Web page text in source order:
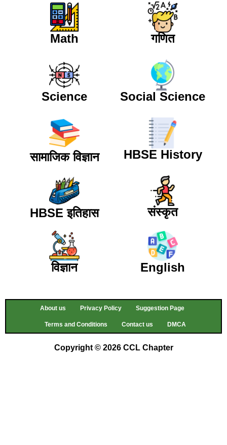
Math गणित
Science Social Science
सामाजिक विज्ञान HBSE History
HBSE इतिहास संस्कृत
विज्ञान English
About us Privacy Policy Suggestion Page
Terms and Conditions Contact us DMCA
Copyright © 2026 CCL Chapter